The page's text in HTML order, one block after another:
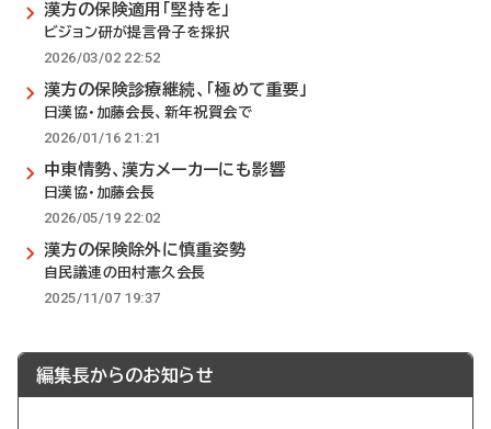
漢方の保険適用「堅持を」
ビジョン研が提言骨子を採択
2026/03/02 22:52
漢方の保険診療継続、「極めて重要」
日漢協・加藤会長、新年祝賀会で
2026/01/16 21:21
中東情勢、漢方メーカーにも影響
日漢協・加藤会長
2026/05/19 22:02
漢方の保険除外に慎重姿勢
自民議連の田村憲久会長
2025/11/07 19:37
編集長からのお知らせ